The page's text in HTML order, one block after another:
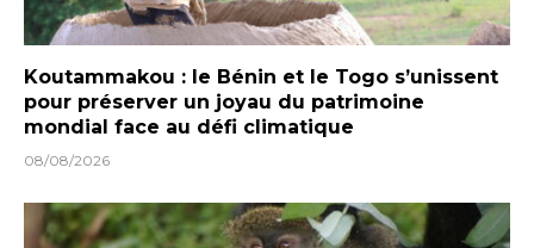
Koutammakou : le Bénin et le Togo s’unissent
pour préserver un joyau du patrimoine
mondial face au défi climatique
08/08/2026